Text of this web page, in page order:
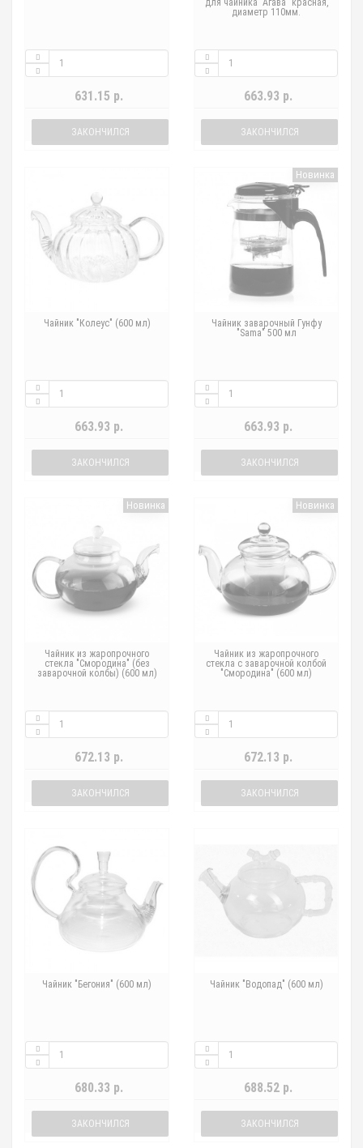
631.15 р.
ЗАКОНЧИЛСЯ
диаметр 110мм.
663.93 р.
ЗАКОНЧИЛСЯ
Чайник "Колеус" (600 мл)
663.93 р.
ЗАКОНЧИЛСЯ
Новинка
Чайник заварочный Гунфу
"Sama" 500 мл
663.93 р.
ЗАКОНЧИЛСЯ
Новинка
Чайник из жаропрочного
стекла "Смородина" (без
заварочной колбы) (600 мл)
672.13 р.
ЗАКОНЧИЛСЯ
Новинка
Чайник из жаропрочного
стекла с заварочной колбой
"Смородина" (600 мл)
672.13 р.
ЗАКОНЧИЛСЯ
Чайник "Бегония" (600 мл)
680.33 р.
ЗАКОНЧИЛСЯ
Чайник "Водопад" (600 мл)
688.52 р.
ЗАКОНЧИЛСЯ